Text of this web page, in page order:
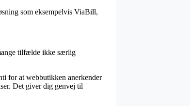
som eksempelvis ViaBill,
tilfælde ikke særlig
for at webbutikken anerkender
Det giver dig genvej til